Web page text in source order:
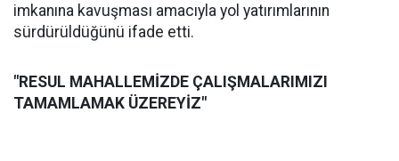
imkanına kavuşması amacıyla yol yatırımlarının
sürdürüldüğünü ifade etti.
"RESUL MAHALLEMİZDE ÇALIŞMALARIMIZI
TAMAMLAMAK ÜZEREYİZ"